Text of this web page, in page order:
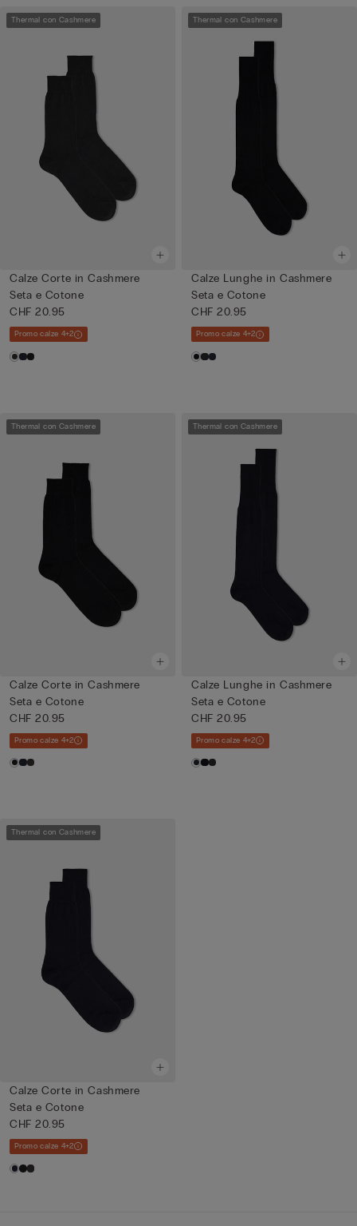
Thermal con Cashmere
Calze Corte in Cashmere
Seta e Cotone
CHF 20.95
Promo calze 4+2
Thermal con Cashmere
Calze Lunghe in Cashmere
Seta e Cotone
CHF 20.95
Promo calze 4+2
Thermal con Cashmere
Calze Corte in Cashmere
Seta e Cotone
CHF 20.95
Promo calze 4+2
Thermal con Cashmere
Calze Lunghe in Cashmere
Seta e Cotone
CHF 20.95
Promo calze 4+2
Thermal con Cashmere
Calze Corte in Cashmere
Seta e Cotone
CHF 20.95
Promo calze 4+2